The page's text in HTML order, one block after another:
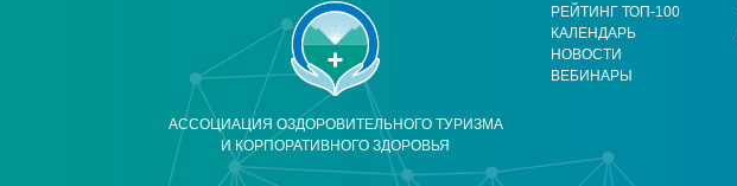
АССОЦИАЦИЯ ОЗДОРОВИТЕЛЬНОГО ТУРИЗМА
И КОРПОРАТИВНОГО ЗДОРОВЬЯ
РЕЙТИНГ ТОП-100
КАЛЕНДАРЬ
НОВОСТИ
ВЕБИНАРЫ